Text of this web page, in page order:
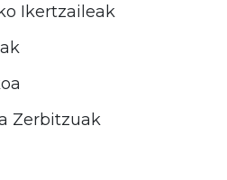
Ikertzaileak
Zerbitzuak